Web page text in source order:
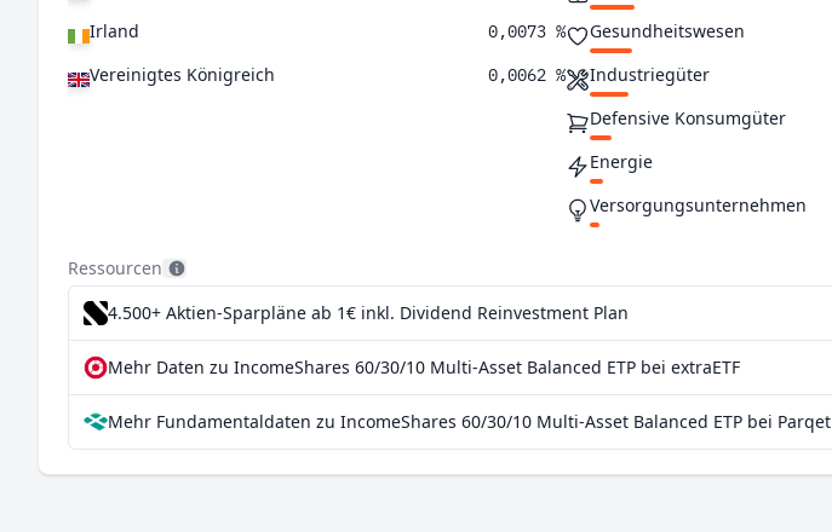
Irland 0,0073 %
Vereinigtes Königreich 0,0062 %
Gesundheitswesen
Industriegüter
Defensive Konsumgüter
Energie
Versorgungsunternehmen
Rohstoffe
Ressourcen
4.500+ Aktien-Sparpläne ab 1€ inkl. Dividend Reinvestment Plan
Mehr Daten zu IncomeShares 60/30/10 Multi-Asset Balanced ETP bei extraETF
Mehr Fundamentaldaten zu IncomeShares 60/30/10 Multi-Asset Balanced ETP bei Parqet